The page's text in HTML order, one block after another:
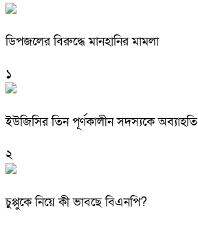
ডিপজলের বিরুদ্ধে মানহানির মামলা
১
ইউজিসির তিন পূর্ণকালীন সদস্যকে অব্যাহতি
২
চুপ্পুকে নিয়ে কী ভাবছে বিএনপি?